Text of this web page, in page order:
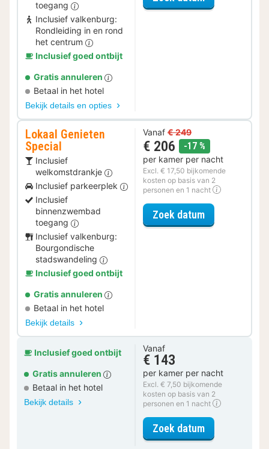
toegang
Inclusief valkenburg:
Rondleiding in en rond
het centrum
Inclusief goed ontbijt
Gratis annuleren
Betaal in het hotel
Bekijk details en opties
Lokaal Genieten
Special
Inclusief
welkomstdrankje
Inclusief parkeerplek
Inclusief
binnenzwembad
toegang
Inclusief valkenburg:
Bourgondische
stadswandeling
Inclusief goed ontbijt
Gratis annuleren
Betaal in het hotel
Bekijk details
Vanaf € 249
€ 206 -17 %
per kamer per nacht
Excl. € 17,50 bijkomende
kosten op basis van 2
personen en 1 nacht
Zoek datumvoor Lokaal
Inclusief goed ontbijt
Gratis annuleren
Betaal in het hotel
Bekijk details
Vanaf
€ 143
per kamer per nacht
Excl. € 7,50 bijkomende
kosten op basis van 2
personen en 1 nacht
Zoek datumvoor